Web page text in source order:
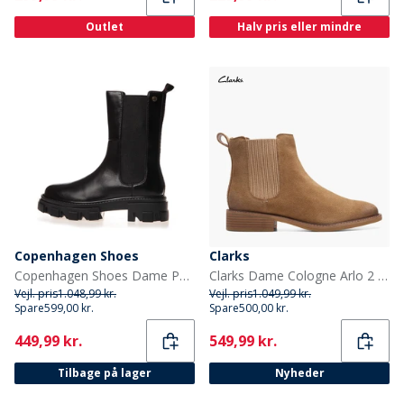
Outlet Halv pris eller mindre
Copenhagen Shoes
Copenhagen Shoes Dame Penny Piger Støvler 001 Sort
Vejl. pris1.048,99 kr.
Spare599,00 kr.
Current
449,99 kr.
Tilbage på lager
Clarks
Clarks Dame Cologne Arlo 2 Chelsea støvler Dark Sand Suede
Vejl. pris1.049,99 kr.
Spare500,00 kr.
Current
549,99 kr.
Nyheder